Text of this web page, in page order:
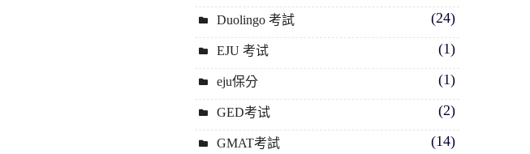
Duolingo 考試 (24)
EJU 考试 (1)
eju保分 (1)
GED考试 (2)
GMAT考試 (14)